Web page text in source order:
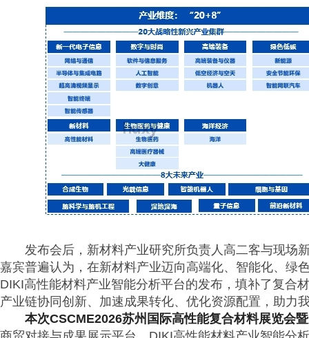
发布会后，新材料产业研究所负责人高二客与现场
嘉宾普遍认为，在新材料产业迈向高端化、智能化、绿
DIKI高性能材料产业智能分析平台的发布，填补了复合
产业链协同创新、加速成果转化、优化资源配置，助力
本次CSCME2026苏州国际高性能复合材料展览会